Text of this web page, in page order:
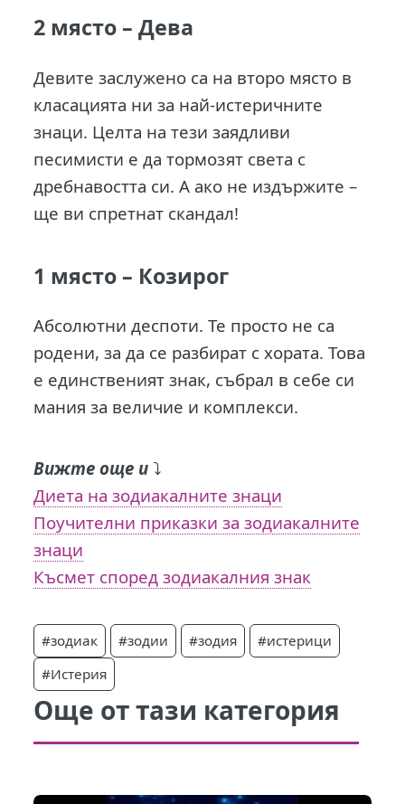
2 място –Дева
Девите заслужено са на второ място в
класацията ни за най-истеричните
знаци. Целта на тези заядливи
песимисти е да тормозят света с
дребнавостта си. А ако не издържите –
ще ви спретнат скандал!
1 място – Козирог
Абсолютни деспоти. Те просто не са
родени, за да се разбират с хората. Това
е единственият знак, събрал в себе си
мания за величие и комплекси.
Вижте още и ⤵️
Диета на зодиакалните знаци
Поучителни приказки за зодиакалните
знаци
Късмет според зодиакалния знак
#зодиак #зодии #зодия
#истерици
#Истерия
Още от тази категория